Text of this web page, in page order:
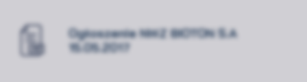
Ogłoszenie NWZ BIOTON S.A
15.05.2017